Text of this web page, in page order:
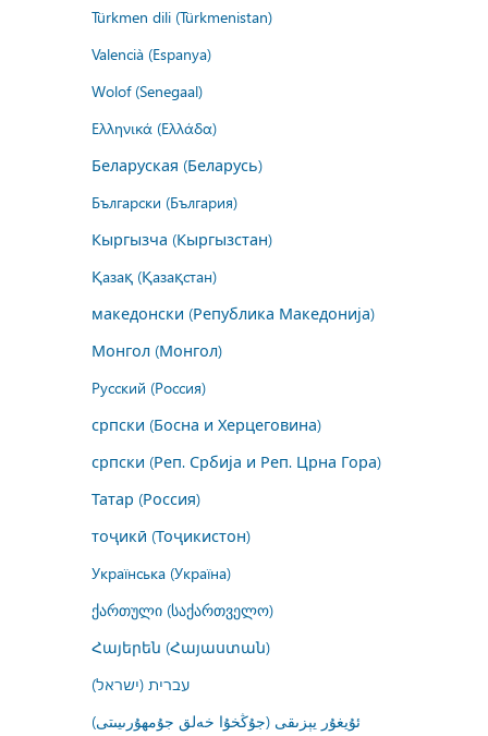
Türkmen dili (Türkmenistan)
Valencià (Espanya)
Wolof (Senegaal)
Ελληνικά (Ελλάδα)
Беларуская (Беларусь)
Български (България)
Кыргызча (Кыргызстан)
Қазақ (Қазақстан)
македонски (Република Македонија)
Монгол (Монгол)
Русский (Россия)
српски (Босна и Херцеговина)
српски (Реп. Србија и Реп. Црна Гора)
Татар (Россия)
тоҷикӣ (Тоҷикистон)
Українська (Україна)
ქართული (საქართველო)
Հայերեն (Հայաստան)
עברית (ישראל)
ئۇيغۇر يېزىقى (جۇڭخۇا خەلق جۇمھۇرىيىتى)